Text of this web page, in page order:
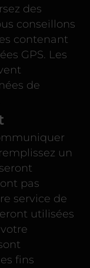
des
conseillons
contenant
GPS. Les
de
un
pas
service de
utilisées
fins